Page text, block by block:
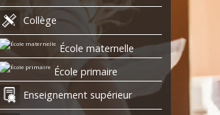
Collège
École maternelle
École primaire
Enseignement supérieur